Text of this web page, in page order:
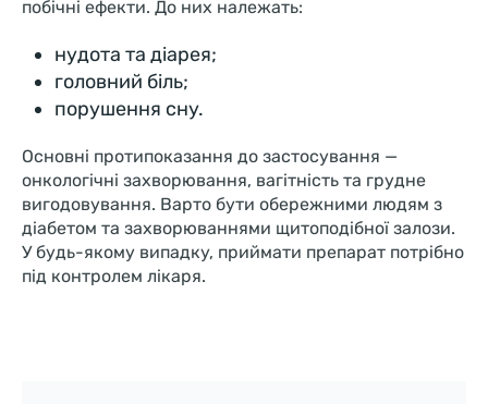
побічні ефекти. До них належать:
нудота та діарея;
головний біль;
порушення сну.
Основні протипоказання до застосування —
онкологічні захворювання, вагітність та грудне
вигодовування. Варто бути обережними людям з
діабетом та захворюваннями щитоподібної залози.
У будь-якому випадку, приймати препарат потрібно
під контролем лікаря.